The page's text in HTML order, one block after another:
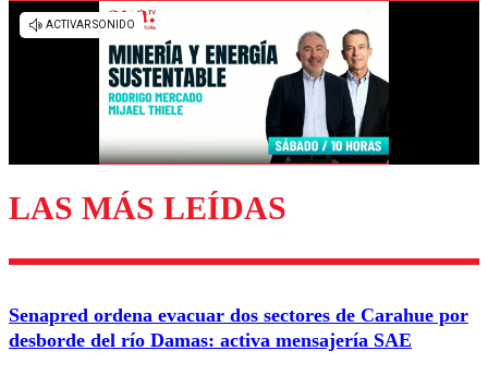
Los comentarios son moderados para garantizar un
Enviar comentario
LAS MÁS LEÍDAS
Senapred ordena evacuar dos sectores de Carahue por
desborde del río Damas: activa mensajería SAE